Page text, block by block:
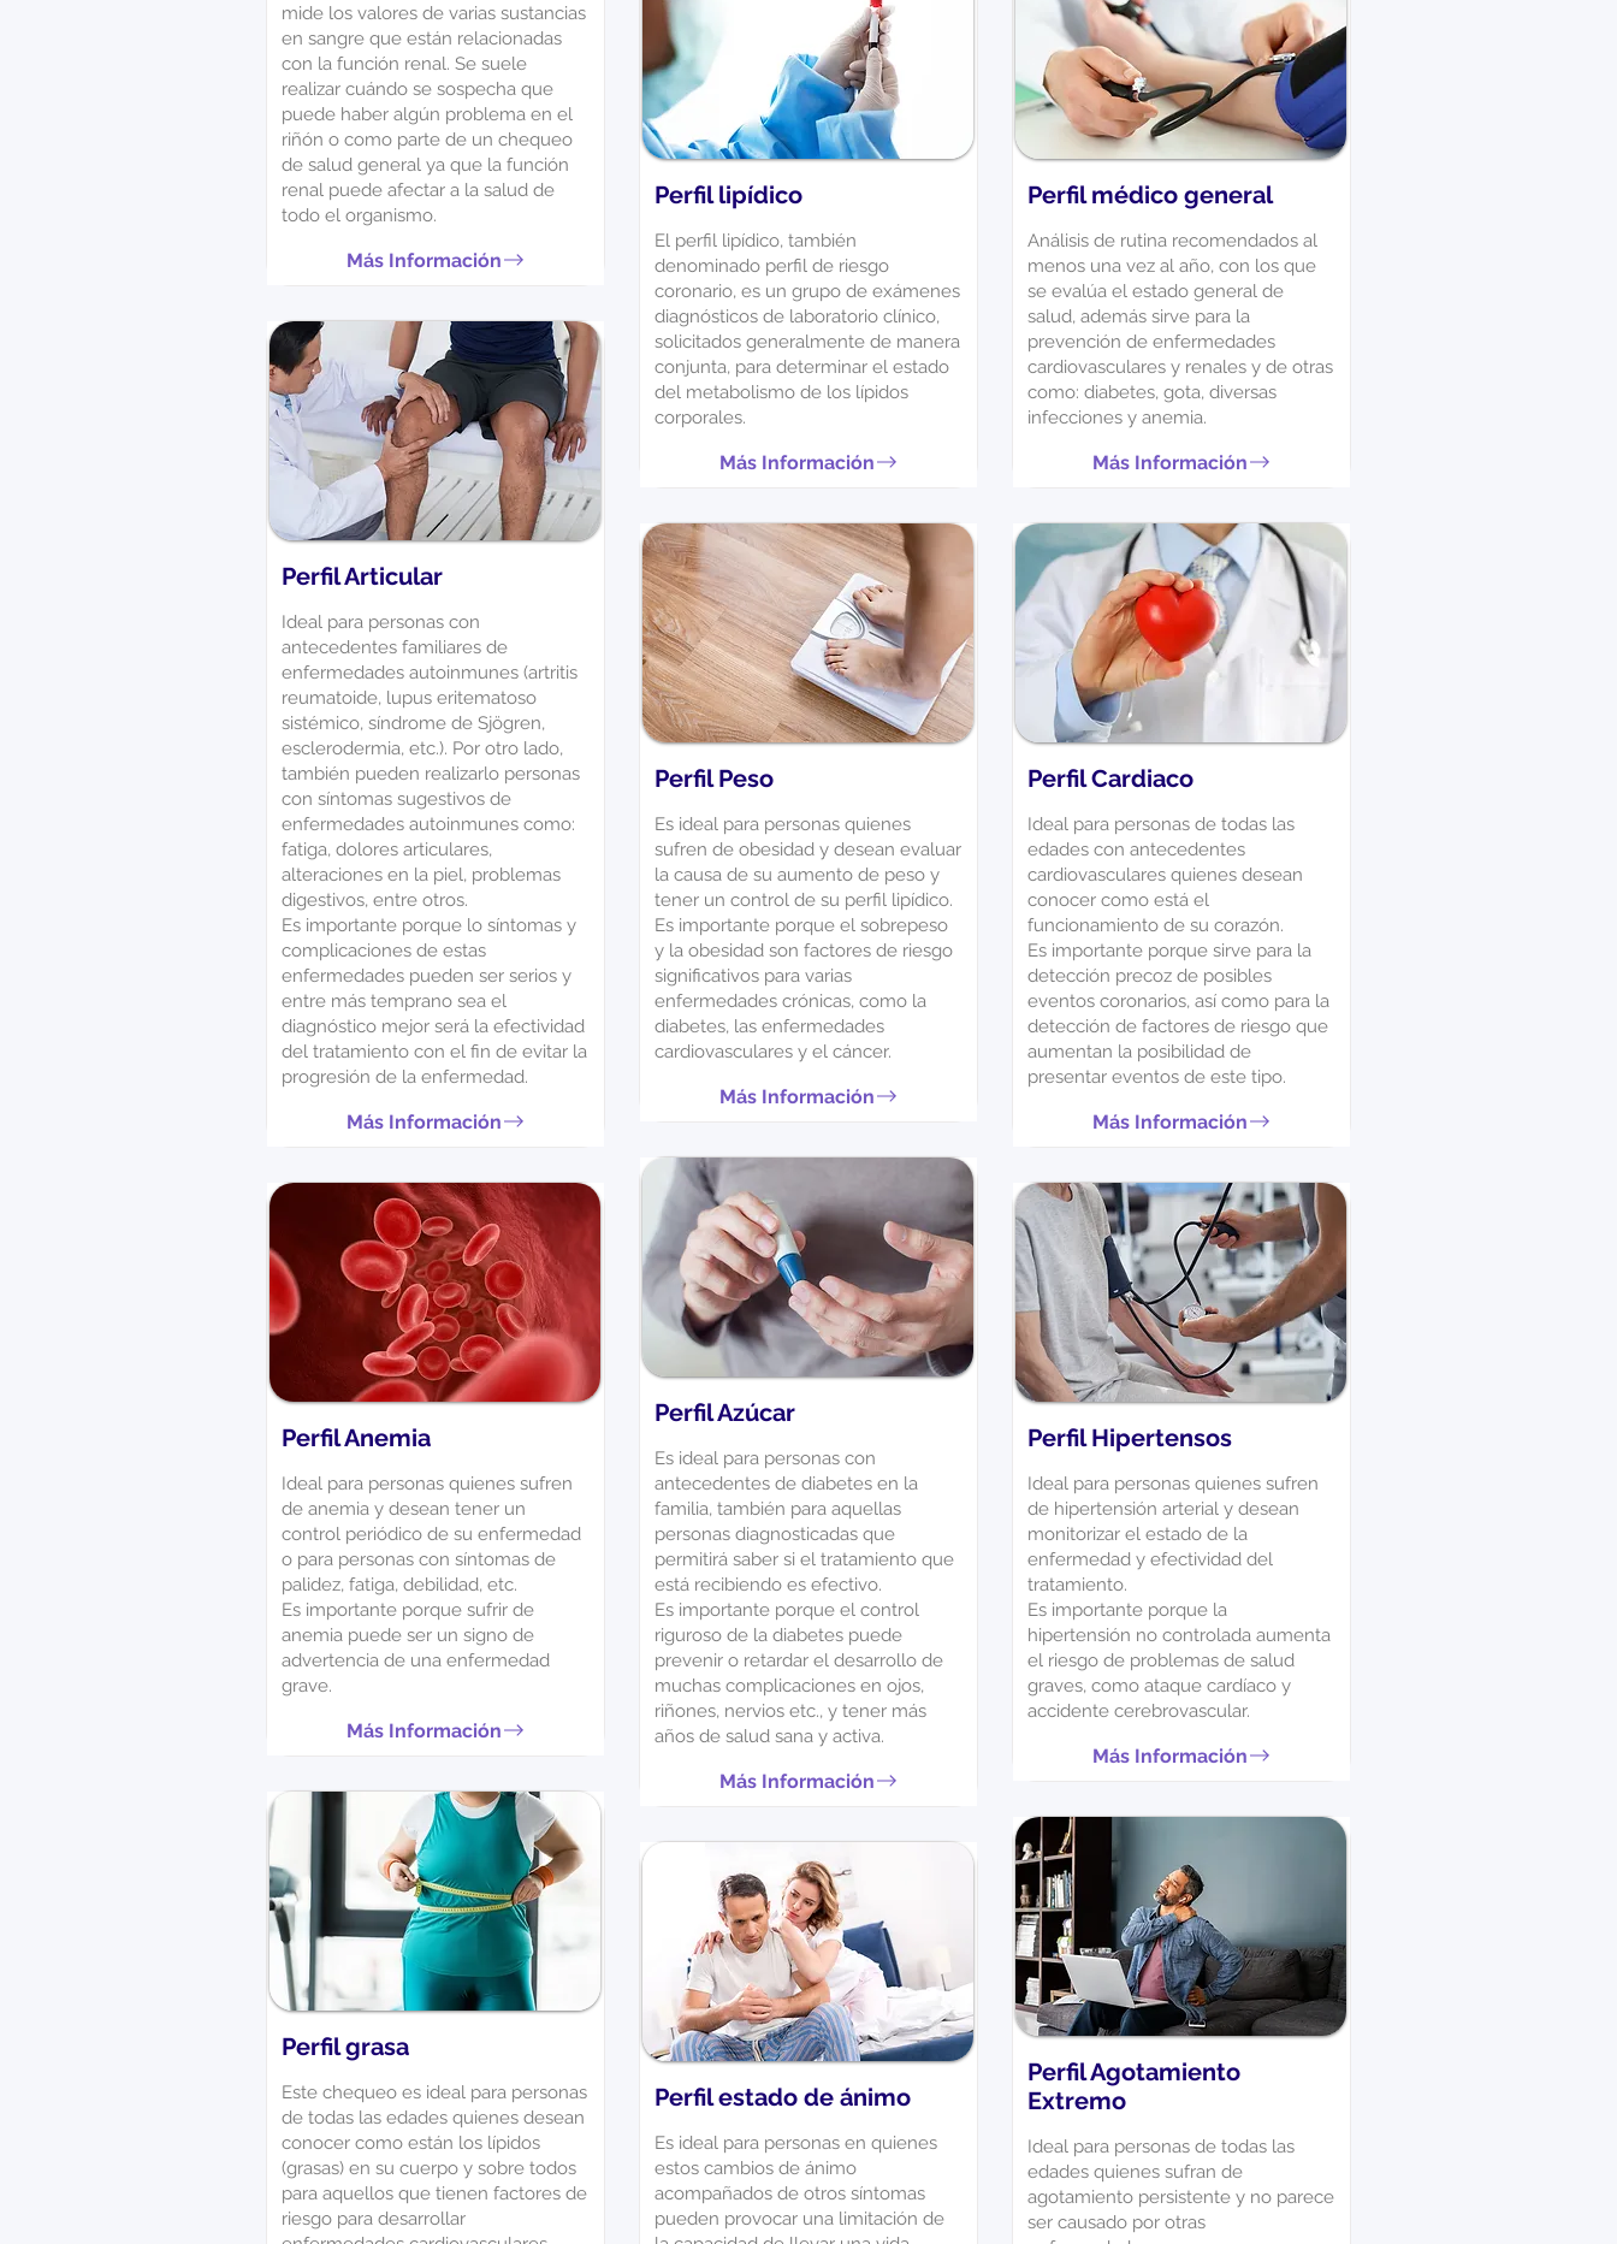
mide los valores de varias sustancias
en sangre que están relacionadas
con la función renal. Se suele
realizar cuándo se sospecha que
puede haber algún problema en el
riñón o como parte de un chequeo
de salud general ya que la función
renal puede afectar a la salud de
todo el organismo.
Más Información
Perfil Articular
Ideal para personas con
antecedentes familiares de
enfermedades autoinmunes (artritis
reumatoide, lupus eritematoso
sistémico, síndrome de Sjögren,
esclerodermia, etc.). Por otro lado,
también pueden realizarlo personas
con síntomas sugestivos de
enfermedades autoinmunes como:
fatiga, dolores articulares,
alteraciones en la piel, problemas
digestivos, entre otros.
Es importante porque lo síntomas y
complicaciones de estas
enfermedades pueden ser serios y
entre más temprano sea el
diagnóstico mejor será la efectividad
del tratamiento con el fin de evitar la
progresión de la enfermedad.
Más Información
Perfil Anemia
Ideal para personas quienes sufren
de anemia y desean tener un
control periódico de su enfermedad
o para personas con síntomas de
palidez, fatiga, debilidad, etc.
Es importante porque sufrir de
anemia puede ser un signo de
advertencia de una enfermedad
grave.
Más Información
Perfil grasa
Este chequeo es ideal para personas
de todas las edades quienes desean
conocer como están los lípidos
(grasas) en su cuerpo y sobre todos
para aquellos que tienen factores de
riesgo para desarrollar
Perfil lipídico
El perfil lipídico, también
denominado perfil de riesgo
coronario, es un grupo de exámenes
diagnósticos de laboratorio clínico,
solicitados generalmente de manera
conjunta, para determinar el estado
del metabolismo de los lípidos
corporales.
Más Información
Perfil Peso
Es ideal para personas quienes
sufren de obesidad y desean evaluar
la causa de su aumento de peso y
tener un control de su perfil lipídico.
Es importante porque el sobrepeso
y la obesidad son factores de riesgo
significativos para varias
enfermedades crónicas, como la
diabetes, las enfermedades
cardiovasculares y el cáncer.
Más Información
Perfil Azúcar
Es ideal para personas con
antecedentes de diabetes en la
familia, también para aquellas
personas diagnosticadas que
permitirá saber si el tratamiento que
está recibiendo es efectivo.
Es importante porque el control
riguroso de la diabetes puede
prevenir o retardar el desarrollo de
muchas complicaciones en ojos,
riñones, nervios etc., y tener más
años de salud sana y activa.
Más Información
Perfil estado de ánimo
Es ideal para personas en quienes
estos cambios de ánimo
acompañados de otros síntomas
pueden provocar una limitación de
Perfil médico general
Análisis de rutina recomendados al
menos una vez al año, con los que
se evalúa el estado general de
salud, además sirve para la
prevención de enfermedades
cardiovasculares y renales y de otras
como: diabetes, gota, diversas
infecciones y anemia.
Más Información
Perfil Cardiaco
Ideal para personas de todas las
edades con antecedentes
cardiovasculares quienes desean
conocer como está el
funcionamiento de su corazón.
Es importante porque sirve para la
detección precoz de posibles
eventos coronarios, así como para la
detección de factores de riesgo que
aumentan la posibilidad de
presentar eventos de este tipo.
Más Información
Perfil Hipertensos
Ideal para personas quienes sufren
de hipertensión arterial y desean
monitorizar el estado de la
enfermedad y efectividad del
tratamiento.
Es importante porque la
hipertensión no controlada aumenta
el riesgo de problemas de salud
graves, como ataque cardíaco y
accidente cerebrovascular.
Más Información
Perfil Agotamiento
Extremo
Ideal para personas de todas las
edades quienes sufran de
agotamiento persistente y no parece
ser causado por otras